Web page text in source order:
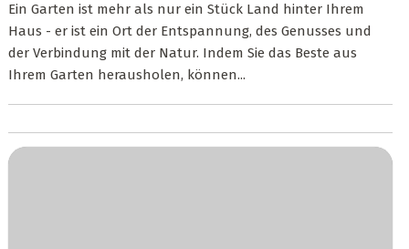
Ein Garten ist mehr als nur ein Stück Land hinter Ihrem
Haus - er ist ein Ort der Entspannung, des Genusses und
der Verbindung mit der Natur. Indem Sie das Beste aus
Ihrem Garten herausholen, können...